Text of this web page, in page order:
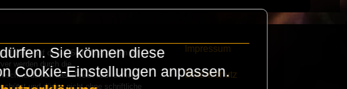
Banner auf dieser Seite finanzieren die
werden durch die
zu LaserFreak habt schickt
und dürfen nicht ohne schriftliche
Impressum
Datenschutz
Sie können diese
Cookie-Einstellungen anpassen.